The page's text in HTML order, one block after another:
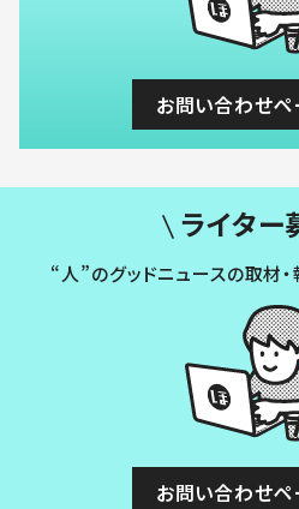
お問い合わせペ
ライター
“人”のグッドニュースの取材
お問い合わせペ